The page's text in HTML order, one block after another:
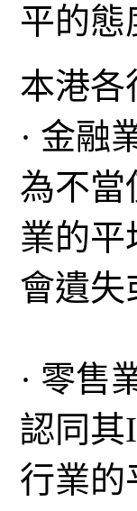
平的態
本港各
· 金融
為不當
業的平
會遺失
· 零售
認同其
行業的